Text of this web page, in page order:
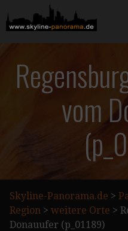
Inhalt
springen
SKYLINE-
vom
Skyline-Panorama.de >
Region > weitere Orte >
Donauufer (p_01189)